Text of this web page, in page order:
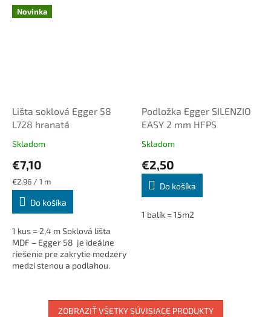
Novinka
Lišta soklová Egger 58
L728 hranatá
Skladom
€7,10
Jednotková
cena:
€2,96 / 1 m
Do košíka
1 kus = 2,4 m Soklová lišta
MDF – Egger 58 je ideálne
riešenie pre zakrytie medzery
medzi stenou a podlahou.
Podložka Egger SILENZIO
EASY 2 mm HFPS
Skladom
€2,50
Do košíka
1 balík = 15m2
ZOBRAZIŤ VŠETKY SÚVISIACE PRODUKTY